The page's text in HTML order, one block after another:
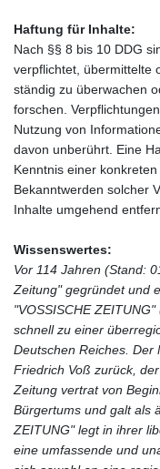
Haftung für Inhalte:
Nach §§ 8 bis 10 DDG
verpflichtet, übermittelte
ständig zu überwachen
forschen.
Nutzung von
davon unberührt. Eine
Kenntnis einer
Bekanntwerden solcher
Inhalte umgehend
Wissenswertes:
Vor 114 Jahren (Stand:
Zeitung" gegründet und
"VOSSISCHE
schnell zu einer
Deutschen Reiches. Der
Friedrich Voß zurück,
Zeitung vertrat von
Bürgertums und galt als
ZEITUNG" legt in ihrer
eine umfassende und